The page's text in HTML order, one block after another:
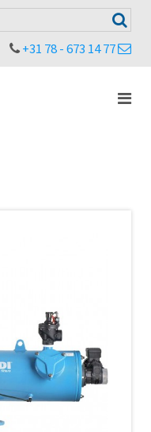
+31 78 - 673 14 77